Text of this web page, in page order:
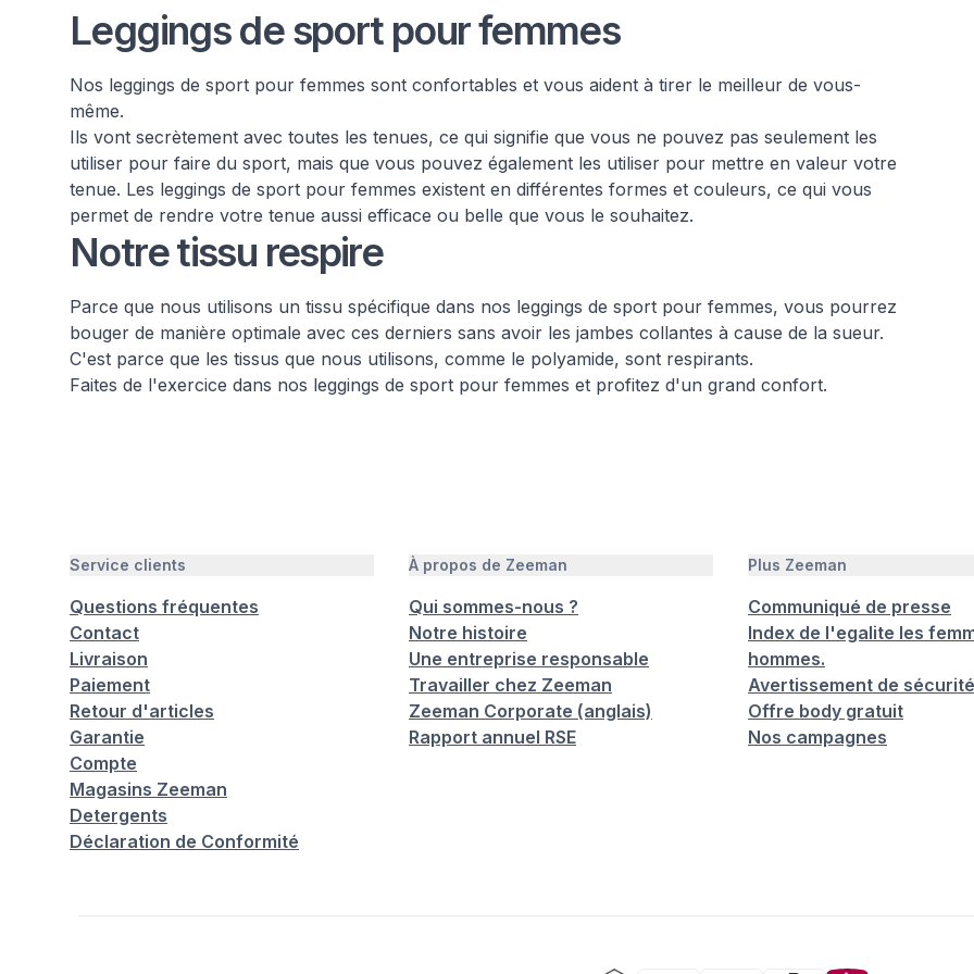
Leggings de sport pour femmes
Nos leggings de sport pour femmes sont confortables et vous aident à tirer le meilleur de vous-
même.
Ils vont secrètement avec toutes les tenues, ce qui signifie que vous ne pouvez pas seulement les
utiliser pour faire du sport, mais que vous pouvez également les utiliser pour mettre en valeur votre
tenue. Les leggings de sport pour femmes existent en différentes formes et couleurs, ce qui vous
permet de rendre votre tenue aussi efficace ou belle que vous le souhaitez.
Notre tissu respire
Parce que nous utilisons un tissu spécifique dans nos leggings de sport pour femmes, vous pourrez
bouger de manière optimale avec ces derniers sans avoir les jambes collantes à cause de la sueur.
C'est parce que les tissus que nous utilisons, comme le polyamide, sont respirants.
Faites de l'exercice dans nos leggings de sport pour femmes et profitez d'un grand confort.
Service clients
Questions fréquentes
Contact
Livraison
Paiement
Retour d'articles
Garantie
Compte
Magasins Zeeman
Detergents
Déclaration de Conformité
À propos de Zeeman
Qui sommes-nous ?
Notre histoire
Une entreprise responsable
Travailler chez Zeeman
Zeeman Corporate (anglais)
Rapport annuel RSE
Plus Zeeman
Communiqué de presse
Index de l'egalite les
hommes.
Avertissement de sécurité
Offre body gratuit
Nos campagnes